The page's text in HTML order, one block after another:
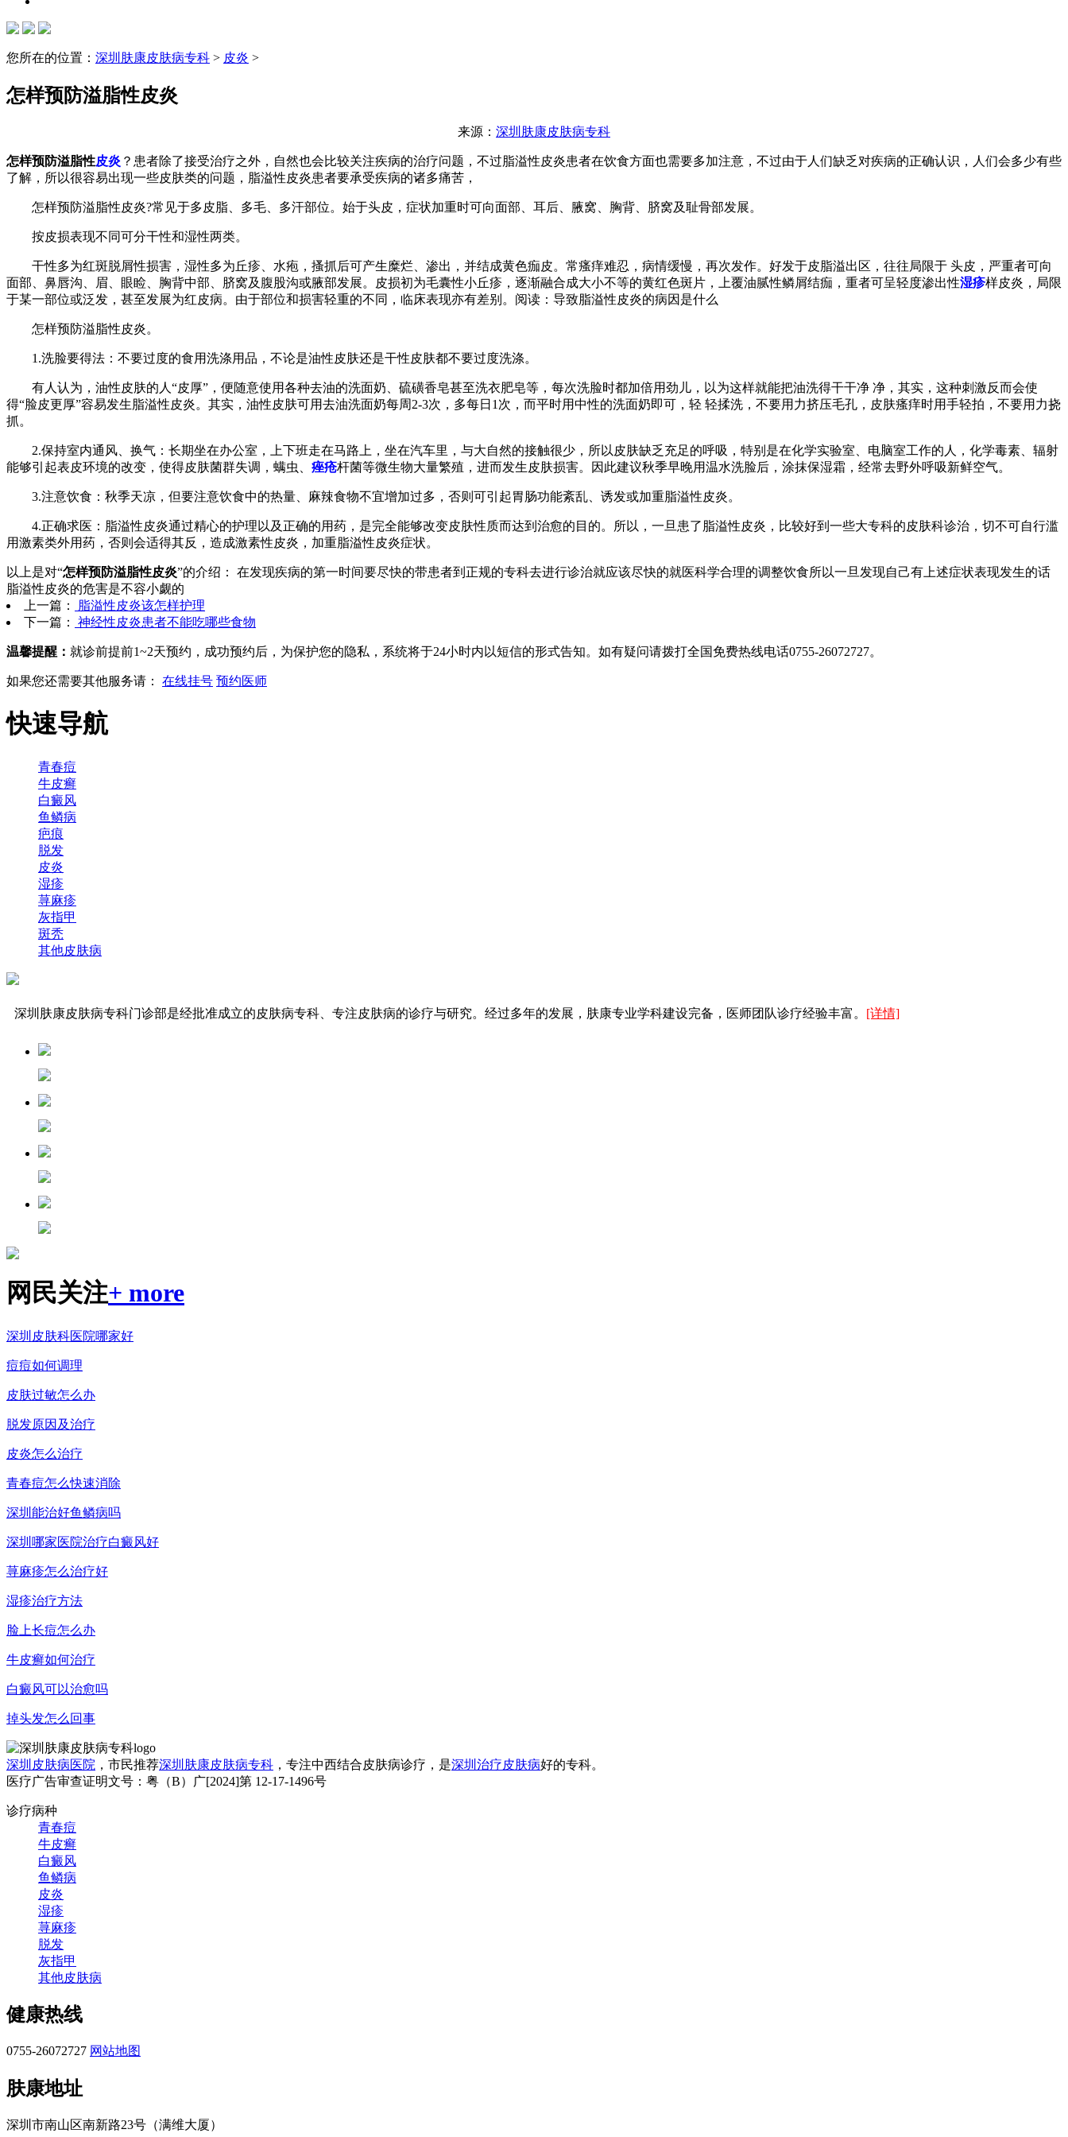
您所在的位置： 深圳肤康皮肤病专科 > 皮炎 >
怎样预防溢脂性皮炎
来源： 深圳肤康皮肤病专科
怎样预防溢脂性皮炎 ？患者除了接受治疗之外，自然也会比较关注疾病的治疗问题，不过脂溢性皮炎患者在饮食方面也需要多加注意，不过由于人们缺乏对疾病的正确认识，人们会多少有些
了解，所以很容易出现一些皮肤类的问题，脂溢性皮炎患者要承受疾病的诸多痛苦，
怎样预防溢脂性皮炎?常见于多皮脂、多毛、多汗部位。始于头皮，症状加重时可向面部、耳后、腋窝、胸背、脐窝及耻骨部发展。
按皮损表现不同可分干性和湿性两类。
干性多为红斑脱屑性损害，湿性多为丘疹、水疱，搔抓后可产生糜烂、渗出，并结成黄色痂皮。常瘙痒难忍，病情缓慢，再次发作。好发于皮脂溢出区，往往局限于 头皮，严重者可向
面部、鼻唇沟、眉、眼睑、胸背中部、脐窝及腹股沟或腋部发展。皮损初为毛囊性小丘疹，逐渐融合成大小不等的黄红色斑片，上覆油腻性鳞屑结痂，重者可呈轻度渗出性湿疹样皮炎，局限
于某一部位或泛发，甚至发展为红皮病。由于部位和损害轻重的不同，临床表现亦有差别。阅读：导致脂溢性皮炎的病因是什么
怎样预防溢脂性皮炎。
1.洗脸要得法：不要过度的食用洗涤用品，不论是油性皮肤还是干性皮肤都不要过度洗涤。
有人认为，油性皮肤的人“皮厚”，便随意使用各种去油的洗面奶、硫磺香皂甚至洗衣肥皂等，每次洗脸时都加倍用劲儿，以为这样就能把油洗得干干净 净，其实，这种刺激反而会使
得“脸皮更厚”容易发生脂溢性皮炎。其实，油性皮肤可用去油洗面奶每周2-3次，多每日1次，而平时用中性的洗面奶即可，轻 轻揉洗，不要用力挤压毛孔，皮肤瘙痒时用手轻拍，不要用力挠
抓。
2.保持室内通风、换气：长期坐在办公室，上下班走在马路上，坐在汽车里，与大自然的接触很少，所以皮肤缺乏充足的呼吸，特别是在化学实验室、电脑室工作的人，化学毒素、辐射
能够引起表皮环境的改变，使得皮肤菌群失调，螨虫、 痤疮杆菌等微生物大量繁殖，进而发生皮肤损害。因此建议秋季早晚用温水洗脸后，涂抹保湿霜，经常去野外呼吸新鲜空气。
3.注意饮食：秋季天凉，但要注意饮食中的热量、麻辣食物不宜增加过多，否则可引起胃肠功能紊乱、诱发或加重脂溢性皮炎。
4.正确求医：脂溢性皮炎通过精心的护理以及正确的用药，是完全能够改变皮肤性质而达到治愈的目的。所以，一旦患了脂溢性皮炎，比较好到一些大专科的皮肤科诊治，切不可自行滥
用激素类外用药，否则会适得其反，造成激素性皮炎，加重脂溢性皮炎症状。
以上是对“怎样预防溢脂性皮炎”的介绍： 在发现疾病的第一时间要尽快的带患者到正规的专科去进行诊治就应该尽快的就医科学合理的调整饮食所以一旦发现自己有上述症状表现发生的话
脂溢性皮炎的危害是不容小觑的
上一篇：
脂溢性皮炎该怎样护理
下一篇：
神经性皮炎患者不能吃哪些食物
温馨提醒： 就诊前提前1~2天预约，成功预约后，为保护您的隐私，系统将于24小时内以短信的形式告知。如有疑问请拨打全国免费热线电话0755-26072727。
如果您还需要其他服务请： 在线挂号 预约医师
快速导航
青春痘
牛皮癣
白癜风
鱼鳞病
疤痕
脱发
皮炎
湿疹
荨麻疹
灰指甲
斑秃
其他皮肤病
深圳肤康皮肤病专科门诊部是经批准成立的皮肤病专科、专注皮肤病的诊疗与研究。经过多年的发展，肤康专业学科建设完备，医师团队诊疗经验丰富。 [详情]
网民关注+ more
深圳皮肤科医院哪家好
痘痘如何调理
皮肤过敏怎么办
脱发原因及治疗
皮炎怎么治疗
青春痘怎么快速消除
深圳能治好鱼鳞病吗
深圳哪家医院治疗白癜风好
荨麻疹怎么治疗好
湿疹治疗方法
脸上长痘怎么办
牛皮癣如何治疗
白癜风可以治愈吗
掉头发怎么回事
深圳皮肤病医院 ，市民推荐深圳肤康皮肤病专科 ，专注中西结合皮肤病诊疗，是深圳治疗皮肤病好的专科。
医疗广告审查证明文号：粤（B）广[2024]第 12-17-1496号
诊疗病种
青春痘
牛皮癣
白癜风
鱼鳞病
皮炎
湿疹
荨麻疹
脱发
灰指甲
其他皮肤病
健康热线
0755-26072727 网站地图
肤康地址
深圳市南山区南新路23号（满维大厦）